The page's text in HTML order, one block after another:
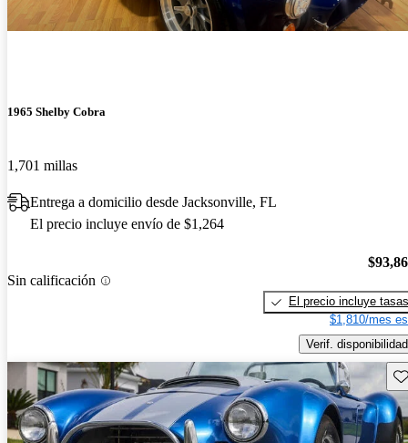
1965 Shelby Cobra
1,701 millas
Entrega a domicilio desde Jacksonville, FL
El precio incluye envío de $1,264
Sin calificación
El precio incluye tasas
$1,810/mes
Verif. disponibilidad